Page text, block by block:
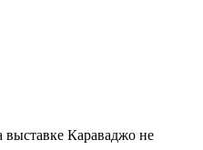
выставке Караваджо не